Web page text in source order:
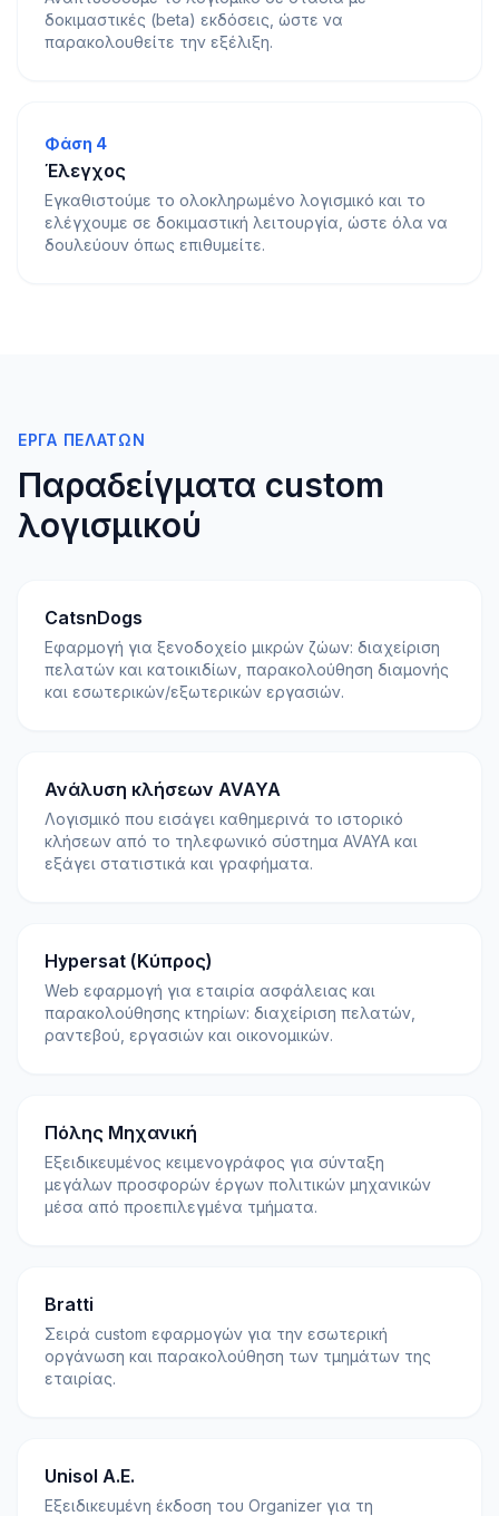
δοκιμαστικές (beta) εκδόσεις, ώστε να
παρακολουθείτε την εξέλιξη.
Φάση 4
Έλεγχος
Εγκαθιστούμε το ολοκληρωμένο λογισμικό και το
ελέγχουμε σε δοκιμαστική λειτουργία, ώστε όλα να
δουλεύουν όπως επιθυμείτε.
ΈΡΓΑ ΠΕΛΑΤΏΝ
Παραδείγματα custom
λογισμικού
CatsnDogs
Εφαρμογή για ξενοδοχείο μικρών ζώων: διαχείριση
πελατών και κατοικιδίων, παρακολούθηση διαμονής
και εσωτερικών/εξωτερικών εργασιών.
Ανάλυση κλήσεων AVAYA
Λογισμικό που εισάγει καθημερινά το ιστορικό
κλήσεων από το τηλεφωνικό σύστημα AVAYA και
εξάγει στατιστικά και γραφήματα.
Hypersat (Κύπρος)
Web εφαρμογή για εταιρία ασφάλειας και
παρακολούθησης κτηρίων: διαχείριση πελατών,
ραντεβού, εργασιών και οικονομικών.
Πόλης Μηχανική
Εξειδικευμένος κειμενογράφος για σύνταξη
μεγάλων προσφορών έργων πολιτικών μηχανικών
μέσα από προεπιλεγμένα τμήματα.
Bratti
Σειρά custom εφαρμογών για την εσωτερική
οργάνωση και παρακολούθηση των τμημάτων της
εταιρίας.
Unisol Α.Ε.
Εξειδικευμένη έκδοση του Organizer για τη